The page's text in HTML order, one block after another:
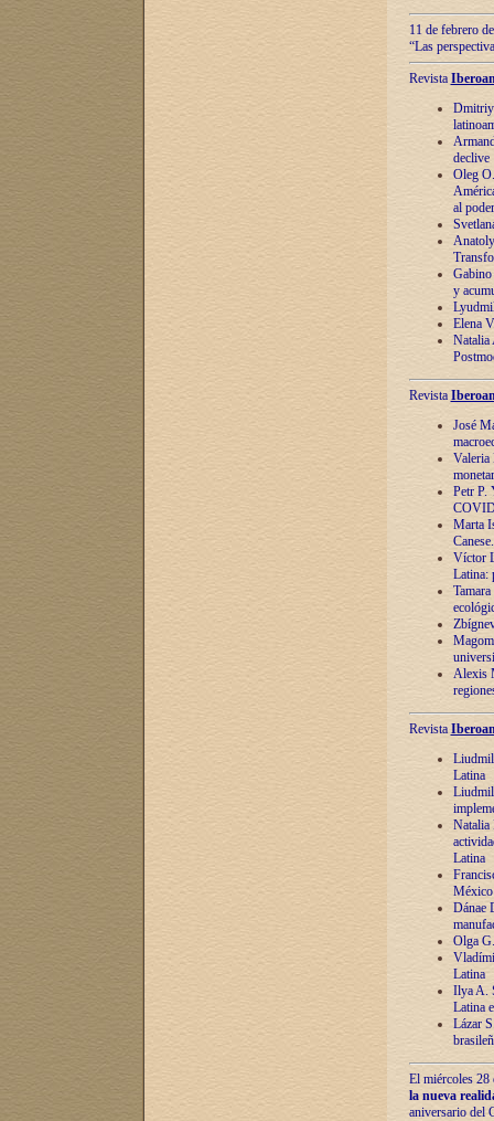
11 de febrero
“Las
Revista
Dmitriy
declive
Oleg
al poder
y
Elena
Natalia
Revista
José
Valeria
Petr P.
Marta
Víctor
Latina:
Alexis
Revista
Latina
Natalia
Latina
México
Dánae
Olga
Latina
Ilya A.
Latina
Lázar
El miércoles 28
la nueva
aniversario del